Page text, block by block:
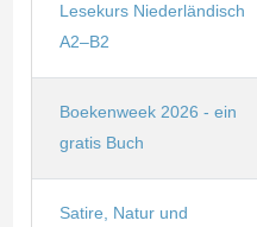
Lesekurs Niederländisch
A2–B2
Boekenweek 2026 - ein
gratis Buch
Satire, Natur und